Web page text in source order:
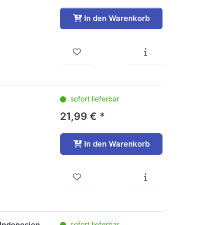
In den Warenkorb
sofort lieferbar
21,99 € *
In den Warenkorb